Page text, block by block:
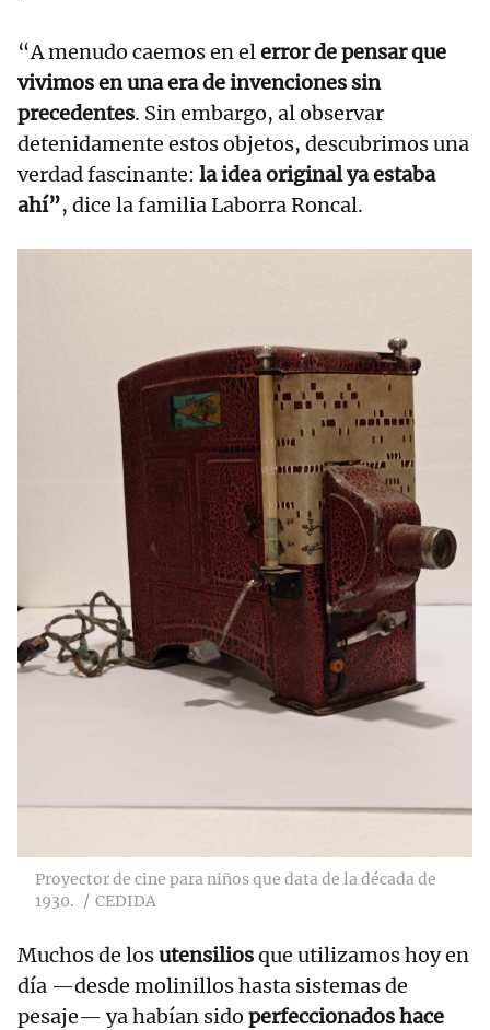
“A menudo caemos en el error de pensar que
vivimos en una era de invenciones sin
precedentes. Sin embargo, al observar
detenidamente estos objetos, descubrimos una
verdad fascinante: la idea original ya estaba
ahí”, dice la familia Laborra Roncal.
Proyector de cine para niños que data de la década de
1930.
CEDIDA
Muchos de losutensiliosque utilizamos hoy en
día —desde molinillos hasta sistemas de
pesaje— ya habían sido perfeccionados hace